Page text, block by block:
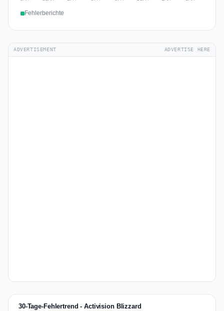
Fehlerberichte
ADVERTISEMENT ADVERTISE HERE
30-Tage-Fehlertrend - Activision Blizzard